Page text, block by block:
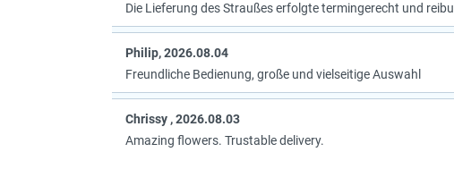
Die Lieferung des Straußes erfolgte termingerecht und
Philip, 2026.08.04
Freundliche Bedienung, große und vielseitige Auswahl
Chrissy , 2026.08.03
Amazing flowers. Trustable delivery.